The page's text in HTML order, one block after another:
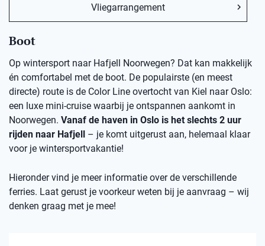
Vliegarrangement
Boot
Op wintersport naar Hafjell Noorwegen? Dat kan makkelijk
én comfortabel met de boot. De populairste (en meest
directe) route is de Color Line overtocht van Kiel naar Oslo:
een luxe mini-cruise waarbij je ontspannen aankomt in
Noorwegen. Vanaf de haven in Oslo is het slechts 2 uur
rijden naar Hafjell – je komt uitgerust aan, helemaal klaar
voor je wintersportvakantie!
Hieronder vind je meer informatie over de verschillende
ferries. Laat gerust je voorkeur weten bij je aanvraag – wij
denken graag met je mee!